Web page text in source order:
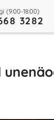
(9:00-18:00)
3282